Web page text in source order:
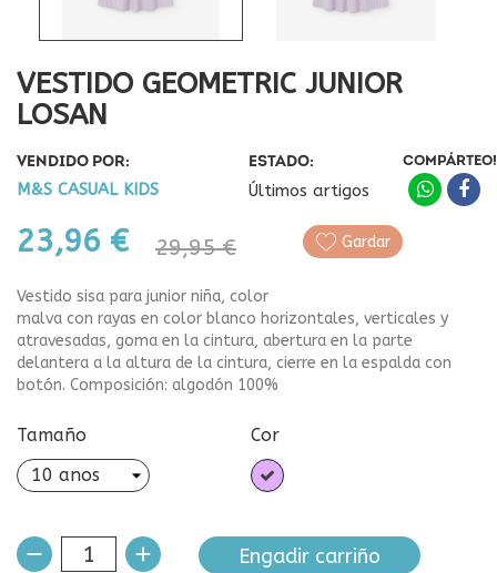
VESTIDO GEOMETRIC JUNIOR
LOSAN
VENDIDO POR:
M&S CASUAL KIDS
ESTADO:
Últimos artigos
23,96 € 29,95 €
COMPÁRTEO!
Gardar
Vestido sisa para junior niña, color
malva con rayas en color blanco horizontales, verticales y
atravesadas, goma en la cintura, abertura en la parte
delantera a la altura de la cintura, cierre en la espalda con
botón. Composición: algodón 100%
Tamaño Cor
Malva
Engadir carriño